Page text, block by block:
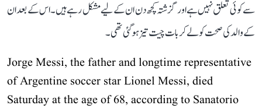
سے کوئی تعلق نہیں ہے اور گزشتہ کچھ دن ان کے لیے مشکل رہے ہیں۔ اس کے بعد ان
کے والد کی صحت کو لے کر بات چیت تیز ہو گئی تھی۔
Jorge Messi, the father and longtime representative
of Argentine soccer star Lionel Messi, died
Saturday at the age of 68, according to Sanatorio